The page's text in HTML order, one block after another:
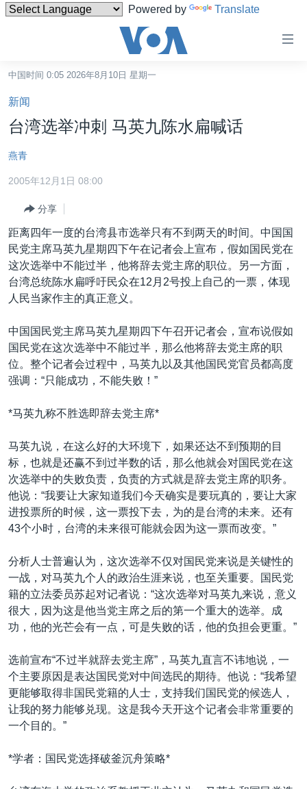
Powered by Translate
碍
链
接
转
内
转
到
导
航
跳
到
索
台湾
港澳
国际
最新国际新闻
印太
中东
非洲
美洲
全球议题
分类新闻
经济·金融·贸易
人权·法律·宗教
军事
劳工
环境
美中关系
热点专题
国会报道
美中关系
美国建国250周年
埃博拉疫情
重要讲话与声明
台海两岸关系
南中国海争端
关注西藏
关注新疆
GEN Z 看美国
VOA今日焦点
中文广播
其他语言网站
中国时间 0:05 2026年8月10日 星期一
新闻
台湾选举冲刺 马英九陈水扁喊话
燕青
2005年12月1日 08:00
分享
距离四年一度的台湾县市选举只有不到两天的时间。中国国
民党主席马英九星期四下午在记者会上宣布，假如国民党在
这次选举中不能过半，他将辞去党主席的职位。另一方面，
台湾总统陈水扁呼吁民众在12月2号投上自己的一票，体现
人民当家作主的真正意义。
中国国民党主席马英九星期四下午召开记者会，宣布说假如
国民党在这次选举中不能过半，那么他将辞去党主席的职
位。整个记者会过程中，马英九以及其他国民党官员都高度
强调：“只能成功，不能失败！”
*马英九称不胜选即辞去党主席*
马英九说，在这么好的大环境下，如果还达不到预期的目
标，也就是还赢不到过半数的话，那么他就会对国民党在这
次选举中的失败负责，负责的方式就是辞去党主席的职务。
他说：“我要让大家知道我们今天确实是要玩真的，要让大家
进投票所的时候，这一票投下去，为的是台湾的未来。还有
43个小时，台湾的未来很可能就会因为这一票而改变。”
分析人士普遍认为，这次选举不仅对国民党来说是关键性的
一战，对马英九个人的政治生涯来说，也至关重要。国民党
籍的立法委员苏起对记者说：“这次选举对马英九来说，意义
很大，因为这是他当党主席之后的第一个重大的选举。成
功，他的光芒会有一点，可是失败的话，他的负担会更重。”
选前宣布“不过半就辞去党主席”，马英九直言不讳地说，一
个主要原因是表达国民党对中间选民的期待。他说：“我希望
更能够取得非国民党籍的人士，支持我们国民党的候选人，
让我的努力能够兑现。这是我今天开这个记者会非常重要的
一个目的。”
*学者：国民党选择破釜沉舟策略*